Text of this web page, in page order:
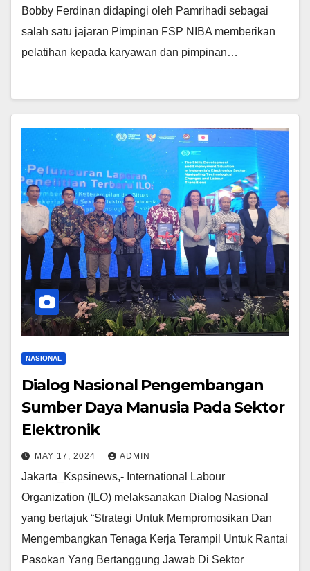
Bobby Ferdinan didapingi oleh Pamrihadi sebagai
salah satu jajaran Pimpinan FSP NIBA memberikan
pelatihan kepada karyawan dan pimpinan…
NASIONAL
Dialog Nasional Pengembangan
Sumber Daya Manusia Pada Sektor
Elektronik
MAY 17, 2024 ADMIN
Jakarta_Kspsinews,- International Labour
Organization (ILO) melaksanakan Dialog Nasional
yang bertajuk “Strategi Untuk Mempromosikan Dan
Mengembangkan Tenaga Kerja Terampil Untuk Rantai
Pasokan Yang Bertanggung Jawab Di Sektor